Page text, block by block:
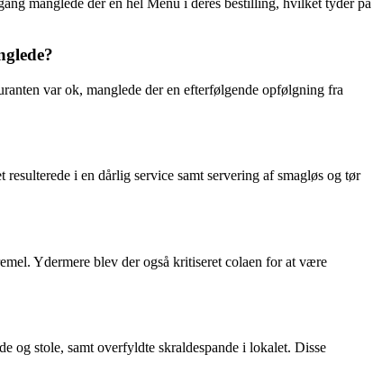
manglede der en hel Menu i deres bestilling, hvilket tyder på
var ok, manglede der en efterfølgende opfølgning fra
i en dårlig service samt servering af smagløs og tør
Ydermere blev der også kritiseret colaen for at være
og stole, samt overfyldte skraldespande i lokalet. Disse